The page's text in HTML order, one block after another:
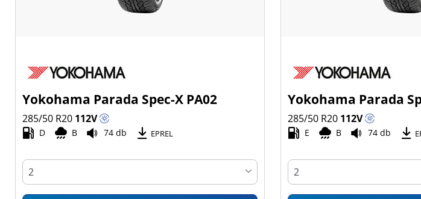
Yokohama Parada Spec-X PA02
285/50 R20 112V
D B 74 db EPREL
Yokohama Parada
285/50 R20 112V
E B 74 db